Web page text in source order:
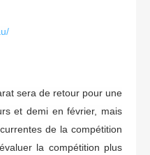
sera de retour pour une
et demi en février, mais
de la compétition
la compétition plus